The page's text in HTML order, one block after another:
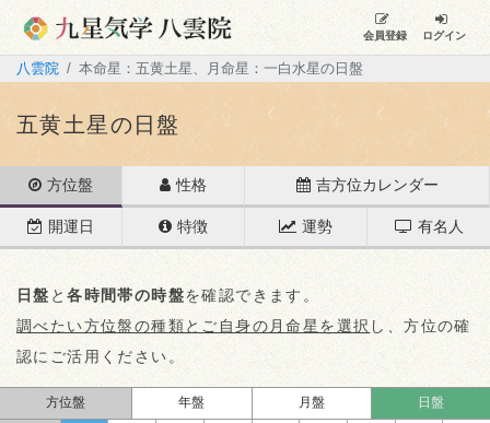
会員登録 ログイン
八雲院 本命星：五黄土星、月命星：一白水星の日盤
五黄土星の日盤
方位盤 性格 吉方位カレンダー
開運日 特徴 運勢 有名人
日盤 と各時間帯の時盤を確認できます。
調べたい方位盤の種類とご自身の月命星を選択 し、方位の確
認にご活用ください。
方位盤 年盤 月盤 日盤